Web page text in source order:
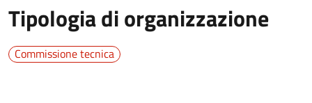
Tipologia di organizzazione
Commissione tecnica